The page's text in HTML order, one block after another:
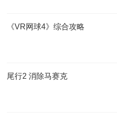
《VR网球4》综合攻略
尾行2 消除马赛克